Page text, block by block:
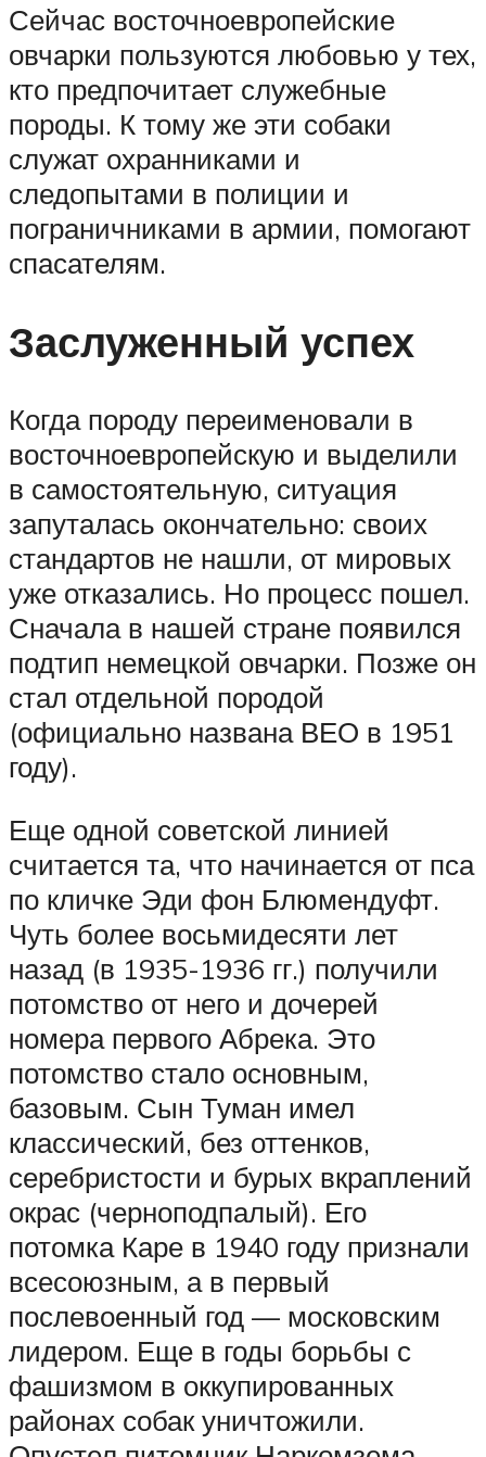
Сейчас восточноевропейские
овчарки пользуются любовью у тех,
кто предпочитает служебные
породы. К тому же эти собаки
служат охранниками и
следопытами в полиции и
пограничниками в армии, помогают
спасателям.
Заслуженный успех
Когда породу переименовали в
восточноевропейскую и выделили
в самостоятельную, ситуация
запуталась окончательно: своих
стандартов не нашли, от мировых
уже отказались. Но процесс пошел.
Сначала в нашей стране появился
подтип немецкой овчарки. Позже он
стал отдельной породой
(официально названа ВЕО в 1951
году).
Еще одной советской линией
считается та, что начинается от пса
по кличке Эди фон Блюмендуфт.
Чуть более восьмидесяти лет
назад (в 1935-1936 гг.) получили
потомство от него и дочерей
номера первого Абрека. Это
потомство стало основным,
базовым. Сын Туман имел
классический, без оттенков,
серебристости и бурых вкраплений
окрас (черноподпалый). Его
потомка Каре в 1940 году признали
всесоюзным, а в первый
послевоенный год — московским
лидером. Еще в годы борьбы с
фашизмом в оккупированных
районах собак уничтожили.